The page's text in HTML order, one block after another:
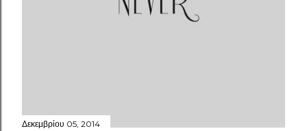
Δεκεμβρίου 05, 2014